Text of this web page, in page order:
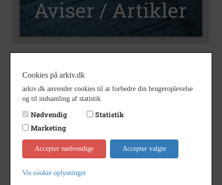
Type
Bemærkning
Cookies på arkiv.dk
arkiv.dk anvender cookies til at forbedre din brugeroplevelse
og til indsamling af statistik.
Nødvendig
Statistik
Marketing
Accepter nødvendige Accepter valgte
Vis cookie oplysninger